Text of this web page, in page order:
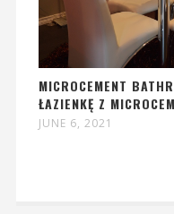
MICROCEMENT
ŁAZIENKĘ Z
JUNE 6, 2021